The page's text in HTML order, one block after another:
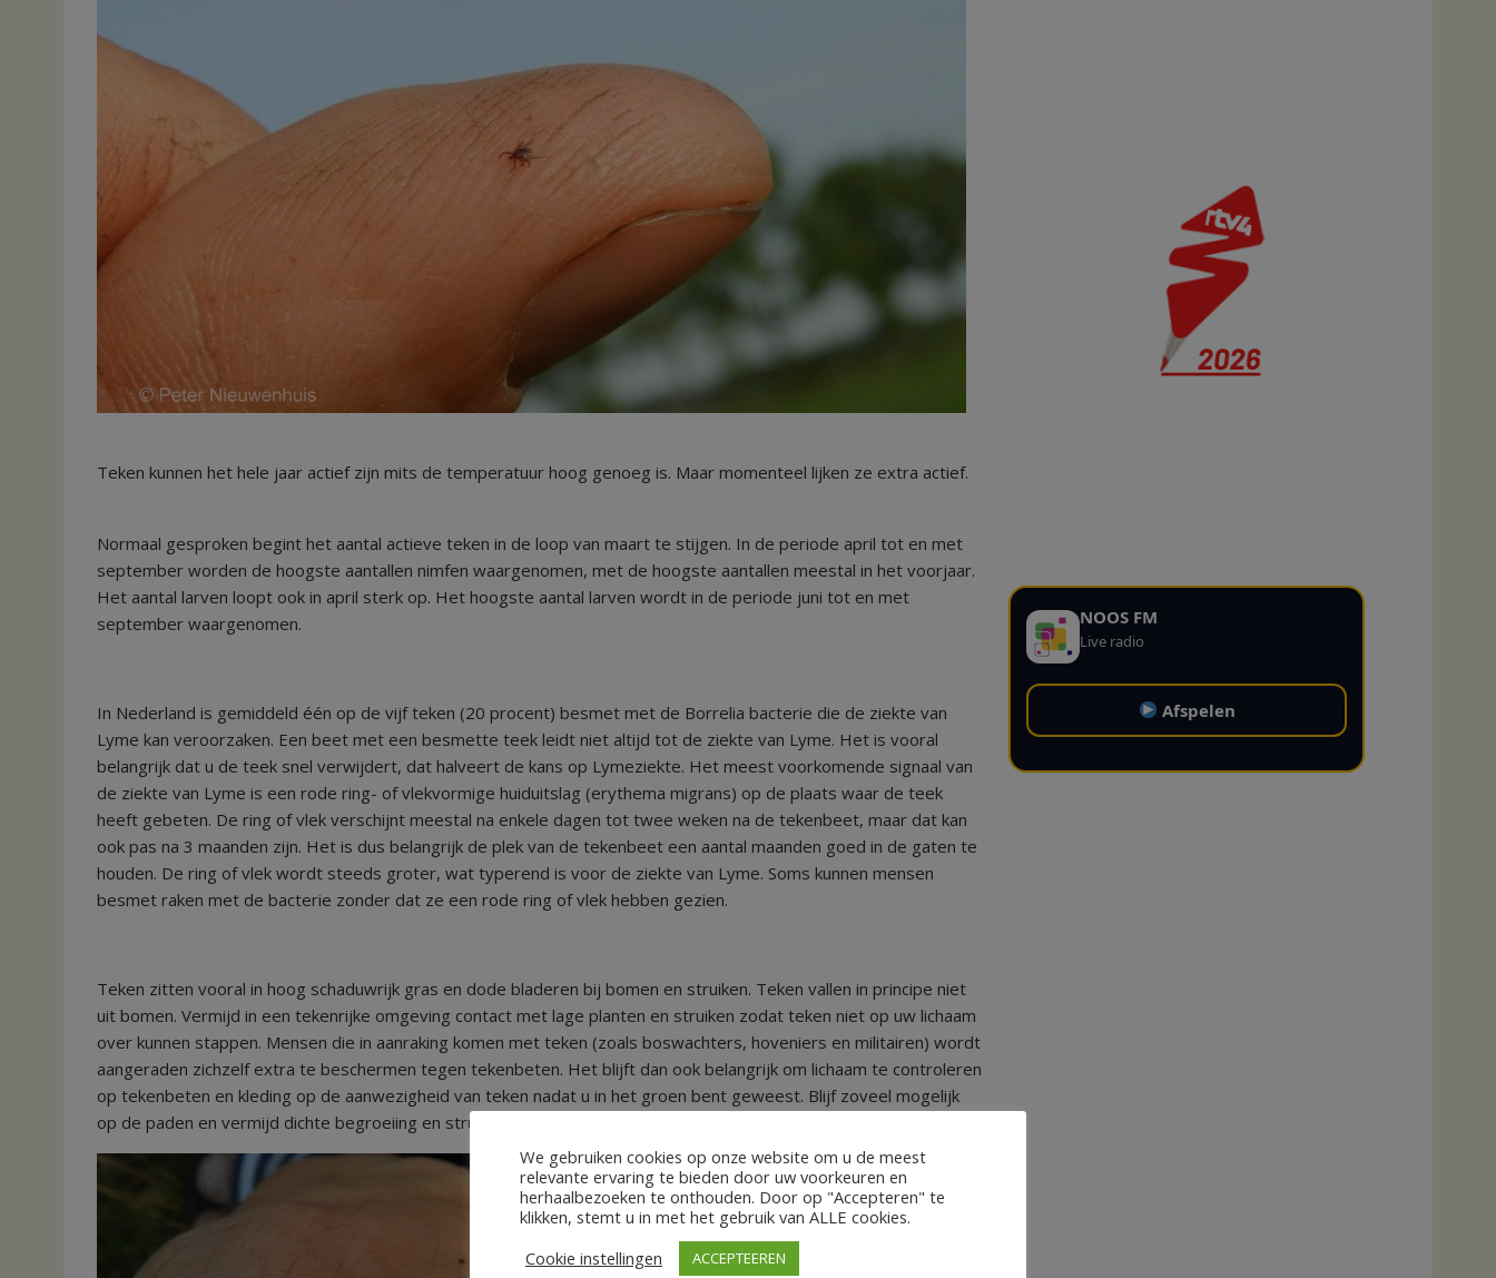
Teken kunnen het hele jaar actief zijn mits de temperatuur hoog genoeg is. Maar momenteel lijken ze extra actief.
Normaal gesproken begint het aantal actieve teken in de loop van maart te stijgen. In de periode april tot en met
september worden de hoogste aantallen nimfen waargenomen, met de hoogste aantallen meestal in het voorjaar.
Het aantal larven loopt ook in april sterk op. Het hoogste aantal larven wordt in de periode juni tot en met
september waargenomen.
In Nederland is gemiddeld één op de vijf teken (20 procent) besmet met de Borrelia bacterie die de ziekte van
Lyme kan veroorzaken. Een beet met een besmette teek leidt niet altijd tot de ziekte van Lyme. Het is vooral
belangrijk dat u de teek snel verwijdert, dat halveert de kans op Lymeziekte. Het meest voorkomende signaal van
de ziekte van Lyme is een rode ring- of vlekvormige huiduitslag (erythema migrans) op de plaats waar de teek
heeft gebeten. De ring of vlek verschijnt meestal na enkele dagen tot twee weken na de tekenbeet, maar dat kan
ook pas na 3 maanden zijn. Het is dus belangrijk de plek van de tekenbeet een aantal maanden goed in de gaten te
houden. De ring of vlek wordt steeds groter, wat typerend is voor de ziekte van Lyme. Soms kunnen mensen
besmet raken met de bacterie zonder dat ze een rode ring of vlek hebben gezien.
Teken zitten vooral in hoog schaduwrijk gras en dode bladeren bij bomen en struiken. Teken vallen in principe niet
uit bomen. Vermijd in een tekenrijke omgeving contact met lage planten en struiken zodat teken niet op uw lichaam
over kunnen stappen. Mensen die in aanraking komen met teken (zoals boswachters, hoveniers en militairen) wordt
aangeraden zichzelf extra te beschermen tegen tekenbeten. Het blijft dan ook belangrijk om lichaam te controleren
op tekenbeten en kleding op de aanwezigheid van teken nadat u in het groen bent geweest. Blijf zoveel mogelijk
op de paden en vermijd dichte begroeiing en struikgewas.
NOOS FM
Live radio
Afspelen
We gebruiken cookies op onze website om u de meest
relevante ervaring te bieden door uw voorkeuren en
herhaalbezoeken te onthouden. Door op "Accepteren" te
klikken, stemt u in met het gebruik van ALLE cookies.
Cookie instellingen
ACCEPTEEREN